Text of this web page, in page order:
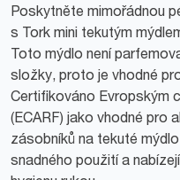
Poskytněte mimořádnou
s Tork mini tekutým
Toto mýdlo není
složky, proto je vhodné
Certifikováno Evropským
(ECARF) jako vhodné pro
zásobníků na tekuté
snadného použití a